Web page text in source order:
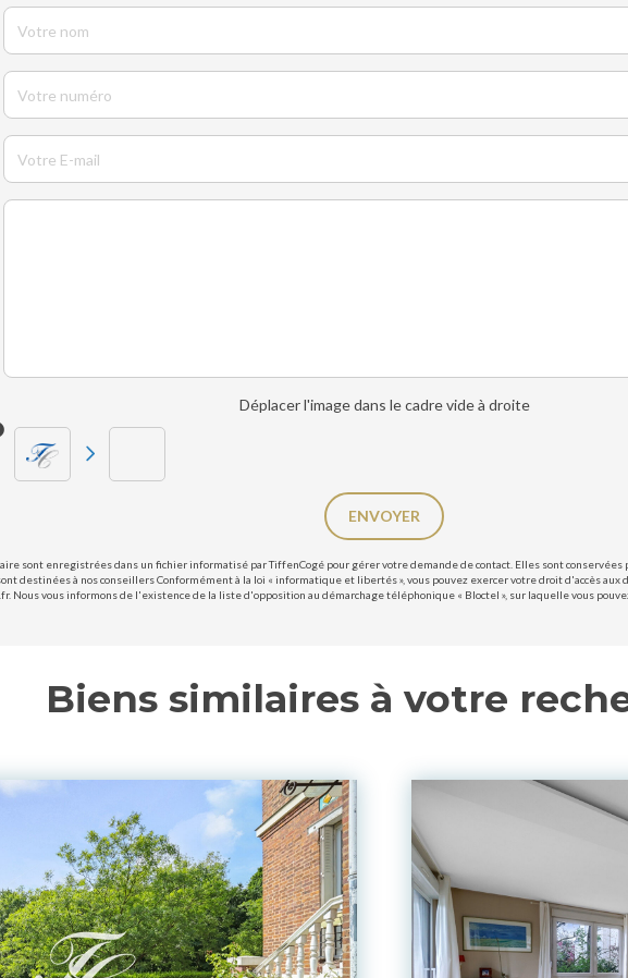
Déplacer l'image dans le cadre vide à droite
ENVOYER
sont enregistrées dans un fichier informatisé par TiffenCogé pour gérer votre demande de contact. Elles sont
destinées à nos conseillers Conformément à la loi « informatique et libertés », vous pouvez exercer votre droit d'accès
Nous vous informons de l'existence de la liste d'opposition au démarchage téléphonique « Bloctel », sur laquelle vous
Biens similaires à votre